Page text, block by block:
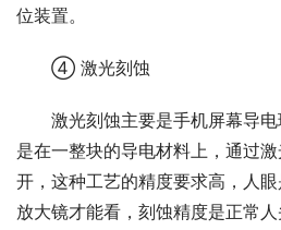
位装置。
④ 激光刻蚀
激光刻蚀主要是手机屏幕导
是在一整块的导电材料上，通过
开，这种工艺的精度要求高，人
放大镜才能看，刻蚀精度是正常